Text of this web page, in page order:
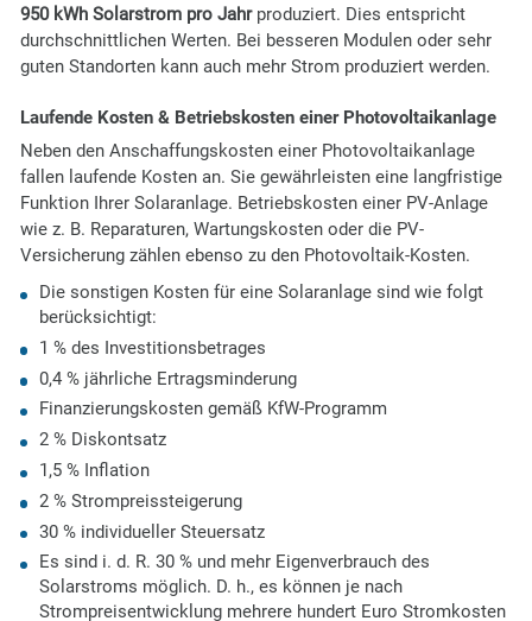
950 kWh Solarstrom pro Jahrproduziert. Dies entspricht
durchschnittlichen Werten. Bei besseren Modulen oder sehr
guten Standorten kann auch mehr Strom produziert werden.
Laufende Kosten & Betriebskosten einer Photovoltaikanlage
Neben den Anschaffungskosten einer Photovoltaikanlage
fallen laufende Kosten an. Sie gewährleisten eine langfristige
Funktion Ihrer Solaranlage. Betriebskosten einer PV-Anlage
wie z. B. Reparaturen, Wartungskosten oder die PV-
Versicherung zählen ebenso zu den Photovoltaik-Kosten.
Die sonstigen Kosten für eine Solaranlage sind wie folgt
berücksichtigt:
1 % des Investitionsbetrages
0,4 % jährliche Ertragsminderung
Finanzierungskosten gemäß KfW-Programm
2 % Diskontsatz
1,5 % Inflation
2 % Strompreissteigerung
30 % individueller Steuersatz
Es sind i. d. R. 30 % und mehr Eigenverbrauch des
Solarstroms möglich. D. h., es können je nach
Strompreisentwicklung mehrere hundert Euro Stromkosten